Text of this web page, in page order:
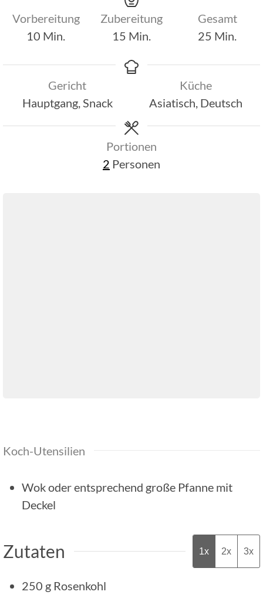
Vorbereitung
10 Minuten
Min.
Zubereitung
15 Minuten
Min.
Gesamt
25 Minuten
Min.
Gericht
Hauptgang, Snack
Küche
Asiatisch, Deutsch
Portionen
2 Personen
Koch-Utensilien
Wok oder entsprechend große Pfanne mit
Deckel
Zutaten 1x 2x 3x
250 g Rosenkohl